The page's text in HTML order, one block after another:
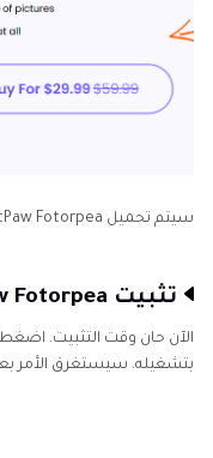
سيتم تحميل HitPaw Fotorpea على جهازك.
تثبيت HitPaw Fotorpea
بتشغيله. سيستغرق الأمر